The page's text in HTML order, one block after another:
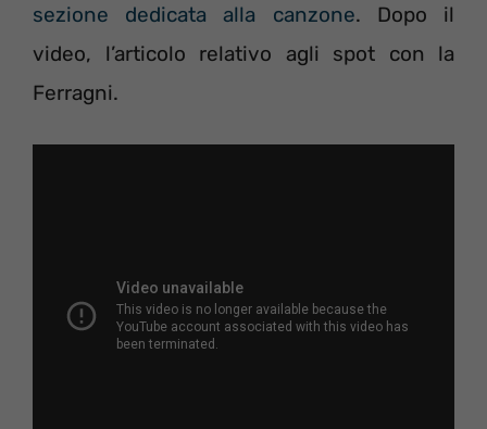
sezione dedicata alla canzone. Dopo il
video, l’articolo relativo agli spot con la
Ferragni.